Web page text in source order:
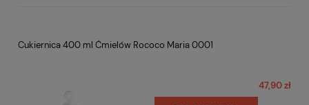
Cukiernica 400 ml Ćmielów Rococo Maria 0001
47,90 zł